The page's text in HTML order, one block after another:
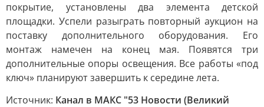
покрытие, установлены два элемента детской
площадки. Успели разыграть повторный аукцион на
поставку дополнительного оборудования. Его
монтаж намечен на конец мая. Появятся три
дополнительные опоры освещения. Все работы «под
ключ» планируют завершить к середине лета.
Источник: Канал в МАКС "53 Новости (Великий